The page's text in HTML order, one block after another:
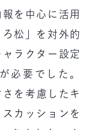
を中心に活用
松」を対外的
ラクター設定
必要でした。
を考慮したキ
カッションを